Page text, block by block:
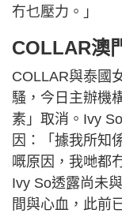
冇乜壓力。」
COLLAR澳
COLLAR與泰國
騷，今日主辦機
素」取消。Ivy
因：「據我所知
嘅原因，我哋都
Ivy So透露尚未
間與心血，此前